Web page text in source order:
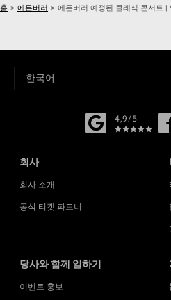
홈 > 에든버러 > 에든버러 예정된 클래식 콘서트 |
4,9/5
회사
회사 소개
공식 티켓 파트너
당사와 함께 일하기
이벤트 홍보